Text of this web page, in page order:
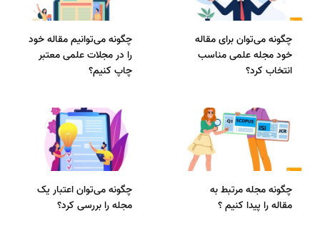
چگونه می‌توان برای مقاله
خود مجله علمی مناسب
انتخاب کرد؟
چگونه می‌توانیم مقاله خود
را در مجلات علمی معتبر
چاپ کنیم؟
چگونه مجله مرتبط به
مقاله را پیدا کنیم ؟
چگونه می‌توان اعتبار یک
مجله را بررسی کرد؟